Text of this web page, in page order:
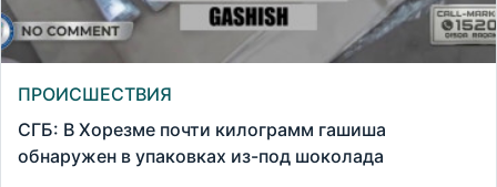
ПРОИСШЕСТВИЯ
СГБ: В Хорезме почти килограмм гашиша
обнаружен в упаковках из-под шоколада